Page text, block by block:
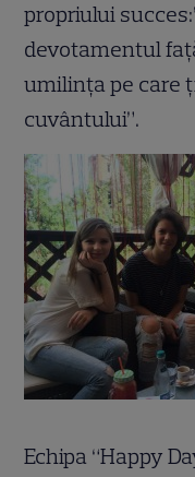
propriului
devotamentul
umilința pe care
cuvântului”.
Echipa “Happy